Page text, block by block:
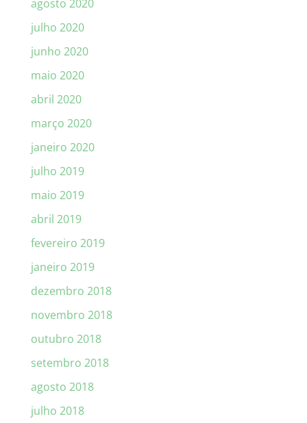
agosto 2020
julho 2020
junho 2020
maio 2020
abril 2020
março 2020
janeiro 2020
julho 2019
maio 2019
abril 2019
fevereiro 2019
janeiro 2019
dezembro 2018
novembro 2018
outubro 2018
setembro 2018
agosto 2018
julho 2018